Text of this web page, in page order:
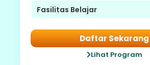
Fasilitas Belajar
Daftar Sekarang
Lihat Program